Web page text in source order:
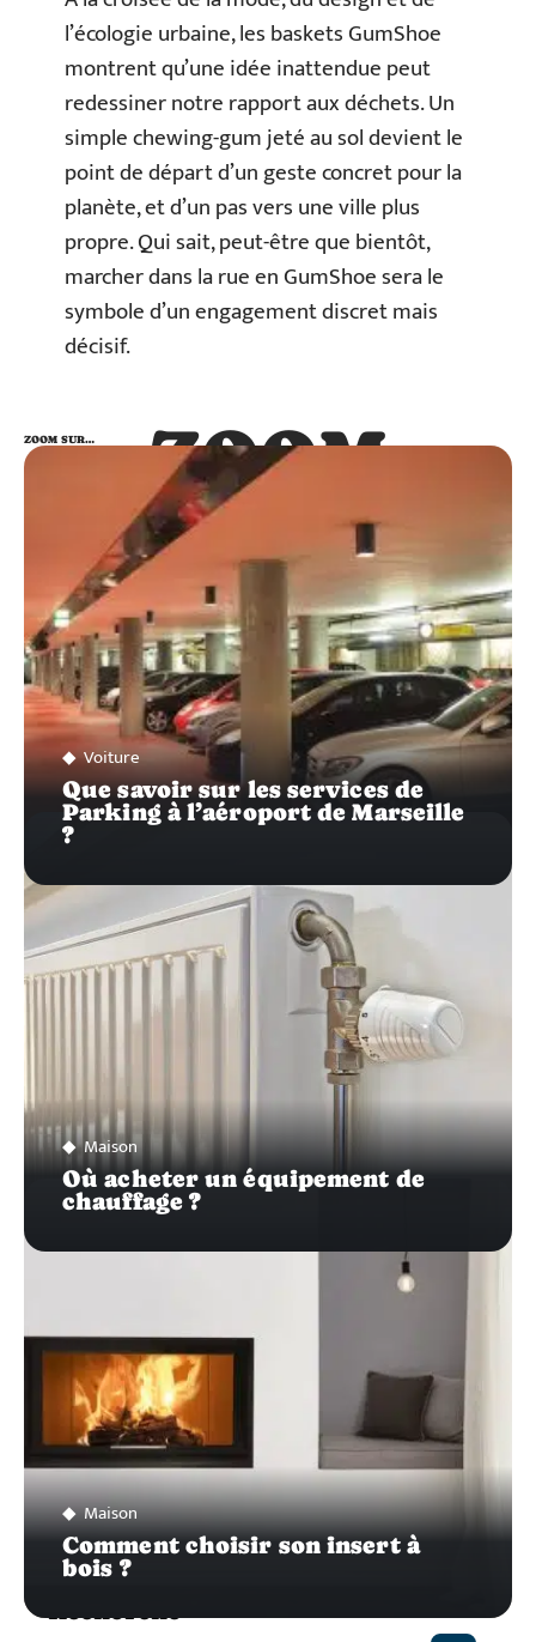
l’écologie urbaine, les baskets GumShoe
montrent qu’une idée inattendue peut
redessiner notre rapport aux déchets. Un
simple chewing-gum jeté au sol devient le
point de départ d’un geste concret pour la
planète, et d’un pas vers une ville plus
propre. Qui sait, peut-être que bientôt,
marcher dans la rue en GumShoe sera le
symbole d’un engagement discret mais
décisif.
ZOOM
SUR…
ZOOM SUR…
Voiture
Que savoir sur les services de
Parking à l’aéroport de Marseille
?
Maison
Où acheter un équipement de
chauffage ?
Maison
Comment choisir son insert à
bois ?